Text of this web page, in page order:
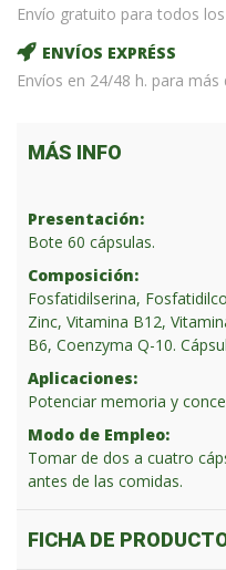
Envío gratuito para todos
ENVÍOS EXPRÉSS
Envíos en 24/48 h. para
MÁS INFO
Presentación:
Bote 60 cápsulas.
Composición:
Fosfatidilserina,
Zinc, Vitamina B12,
B6, Coenzyma Q-10.
Aplicaciones:
Potenciar memoria y
Modo de Empleo:
Tomar de dos a cuatro
antes de las comidas.
FICHA DE